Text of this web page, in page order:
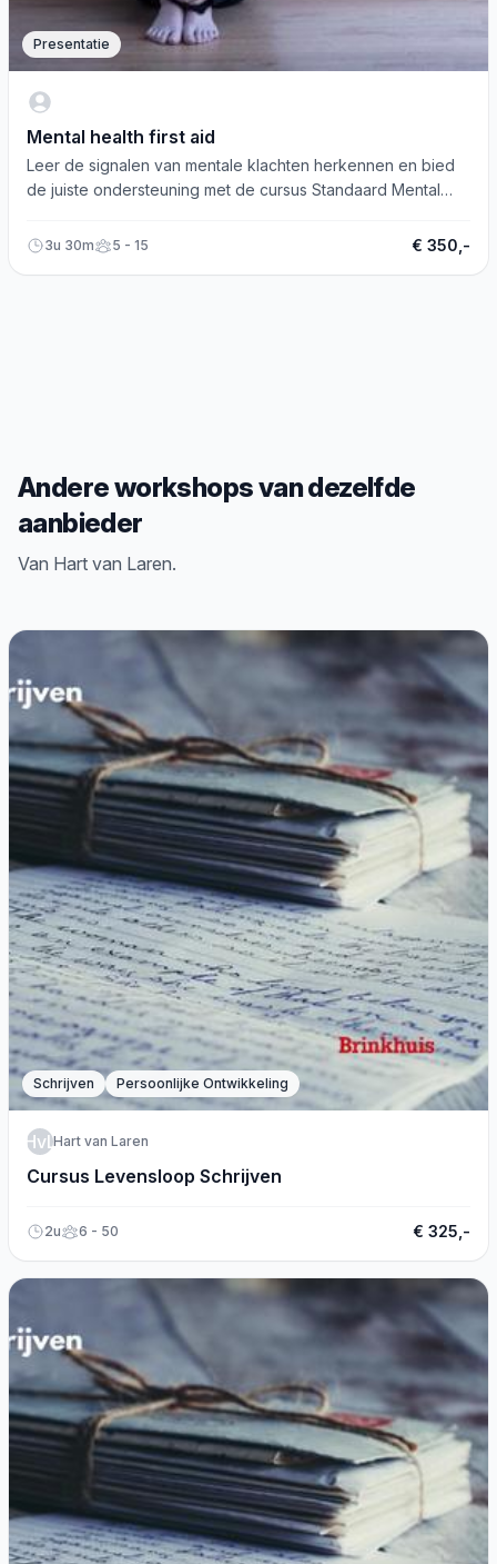
Presentatie
Mental health first aid
Leer de signalen van mentale klachten herkennen en bied
de juiste ondersteuning met de cursus Standaard Mental
3u 30m 5 - 15 € 350,-
Andere workshops van dezelfde
aanbieder
Van Hart van Laren.
Schrijven Persoonlijke Ontwikkeling
HvLHart van Laren
Cursus Levensloop Schrijven
2u 6 - 50 € 325,-